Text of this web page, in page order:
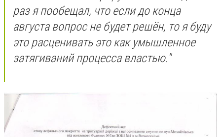
раз я пообещал, что если до конца
августа вопрос не будет решён, то я буду
это расценивать это как умышленное
затягиваний процесса властью."